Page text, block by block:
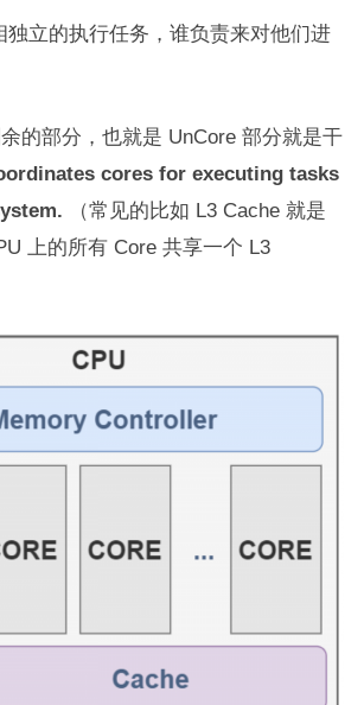
独立的执行任务，谁负责来对他们进
的部分，也就是 UnCore 部分就是干
cores for executing tasks
（常见的比如 L3 Cache 就是
上的所有 Core 共享一个 L3